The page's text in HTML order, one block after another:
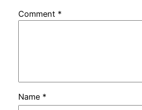
Comment *
Name *